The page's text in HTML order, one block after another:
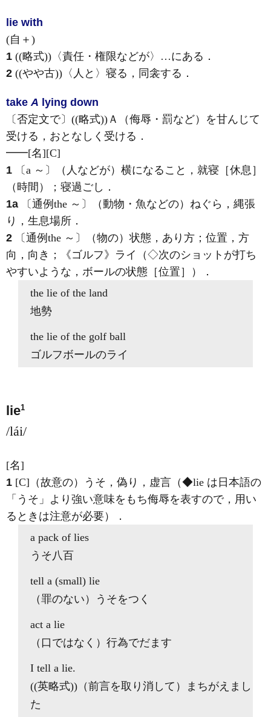
lie with
(自＋)
1 ((略式))〈責任・権限などが〉…にある ．
2 ((やや古))〈人と〉寝る，同衾する ．
takeA lying down
〔否定文で〕((略式))Ａ（侮辱・罰など）を甘んじて
受ける，おとなしく受ける ．
━━[名][C]
1 〔a ～〕（人などが）横になること，就寝［休息］
（時間）；寝過ごし ．
1a 〔通例the ～〕（動物・魚などの）ねぐら，縄張
り，生息場所 ．
2 〔通例the ～〕（物の）状態，あり方；位置，方
向，向き；
《ゴルフ》 ライ（◇次のショットが打ち
やすいような，ボールの状態［位置］）
．
the lie of the land
地勢
the lie of the golf ball
ゴルフボールのライ
lie1
/lái/
[名]
1 [C] （故意の）うそ，偽り，虚言（◆lie は日本語の
「うそ」より強い意味をもち侮辱を表すので，用い
るときは注意が必要）
．
a pack of lies
うそ八百
tell a (small) lie
（罪のない）うそをつく
act a lie
（口ではなく）行為でだます
I tell a lie.
((英略式))（前言を取り消して）まちがえまし
た